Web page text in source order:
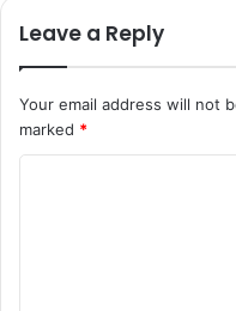
Leave a Reply
Your email address will not
marked *